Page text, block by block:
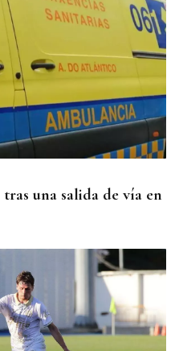
una salida de vía en